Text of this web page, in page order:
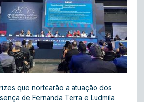
que nortearão a atuação dos
de Fernanda Terra e Ludmila